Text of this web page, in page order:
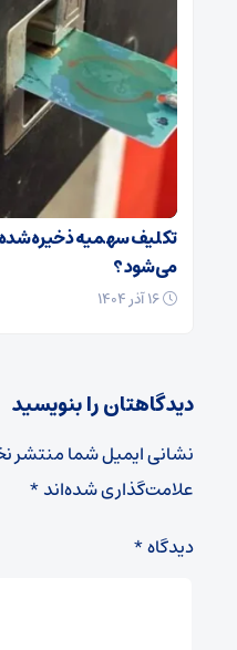
تکلیف سهمیه ذخیره
می‌شود ؟
دیدگاهتان را بنویسید
نشانی ایمیل شما منتشر
علامت‌گذاری شده‌اند*
دیدگاه*